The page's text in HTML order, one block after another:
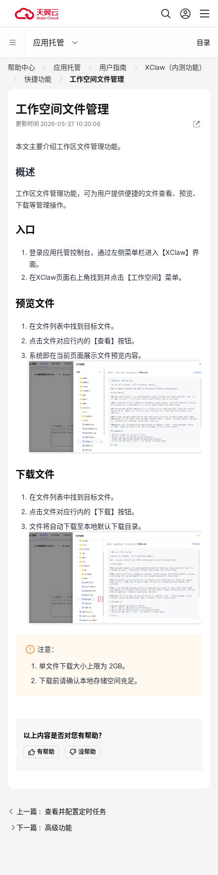
应用托管 目录
帮助中心 应用托管 用户指南
XClaw（内测功能）
快捷功能
工作空间文件管理
工作空间文件管理
更新时间 2026-05-27 10:20:06
本文主要介绍工作区文件管理功能。
概述
工作区文件管理功能，可为用户提供便捷的文件查看、预览、
下载等管理操作。
入口
登录应用托管控制台，通过左侧菜单栏进入【XClaw】界
面。
在XClaw页面右上角找到并点击【工作空间】菜单。
预览文件
在文件列表中找到目标文件。
点击文件对应行内的【查看】按钮。
系统即在当前页面展示文件预览内容。
下载文件
在文件列表中找到目标文件。
点击文件对应行内的【下载】按钮。
文件将自动下载至本地默认下载目录。
注意：
单文件下载大小上限为 2GB。
下载前请确认本地存储空间充足。
以上内容是否对您有帮助？
有帮助 没帮助
上一篇 : 查看并配置定时任务
下一篇 : 高级功能